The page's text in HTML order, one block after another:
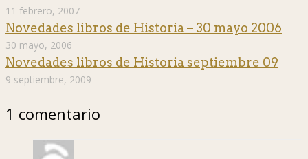
11 febrero, 2007
Novedades libros de Historia – 30 mayo 2006
30 mayo, 2006
Novedades libros de Historia septiembre 09
9 septiembre, 2009
1 comentario